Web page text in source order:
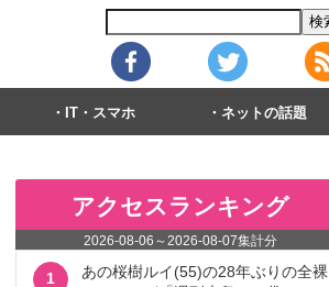
IT・スマホ ネットの話題
アクセスランキング
2026-08-06 ～2026-08-07集計分
1
あの桜樹ルイ(55)の28年ぶりの全裸